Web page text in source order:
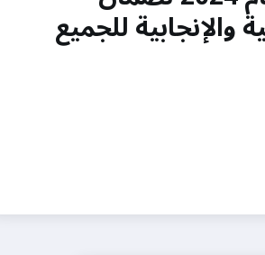
للجميع